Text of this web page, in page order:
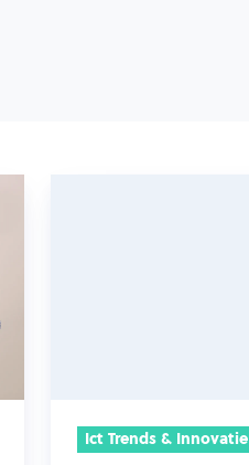
hebtIct Trends & Innovatie